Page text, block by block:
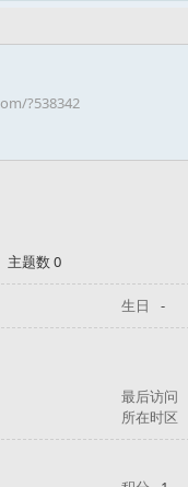
?538342
主题数 0
生日 -
最后访问
所在时区